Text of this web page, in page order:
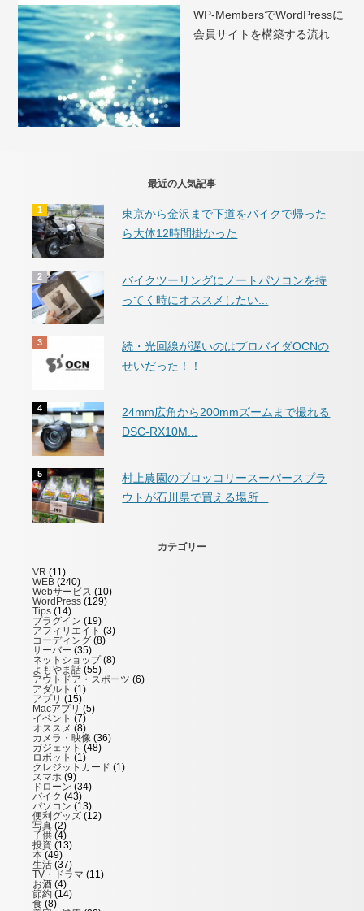
WP-MembersでWordPressに
会員サイトを構築する流れ
最近の人気記事
東京から金沢まで下道をバイクで帰った
ら大体12時間掛かった
バイクツーリングにノートパソコンを持
ってく時にオススメしたい...
続・光回線が遅いのはプロバイダOCNの
せいだった！！
24mm広角から200mmズームまで撮れる
DSC-RX10M...
村上農園のブロッコリースーパースプラ
ウトが石川県で買える場所...
カテゴリー
VR (11)
WEB (240)
Webサービス (10)
WordPress (129)
Tips (14)
プラグイン (19)
アフィリエイト (3)
コーディング (8)
サーバー (35)
ネットショップ(8)
よもやま話 (55)
アウトドア・スポーツ (6)
アダルト (1)
アプリ (15)
Macアプリ (5)
イベント (7)
オススメ (8)
カメラ・映像 (36)
ガジェット (48)
ロボット (1)
クレジットカード (1)
スマホ (9)
ドローン (34)
バイク (43)
パソコン (13)
便利グッズ (12)
写真 (2)
子供 (4)
投資 (13)
本 (49)
生活 (37)
TV・ドラマ (11)
お酒 (4)
節約 (14)
食 (8)